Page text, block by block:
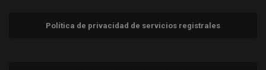
Política de privacidad de servicios registrales